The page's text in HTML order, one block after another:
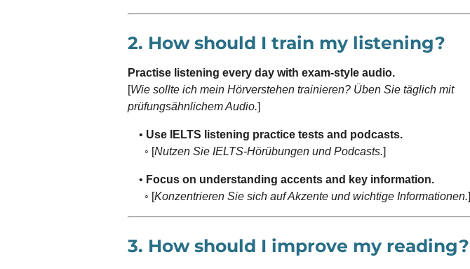
2. How should I train my listening?
Practise listening every day with exam-style audio.
[Wie sollte ich mein Hörverstehen trainieren? Üben Sie täglich mit
prüfungsähnlichem Audio.]
• Use IELTS listening practice tests and podcasts.
◦ [Nutzen Sie IELTS-Hörübungen und Podcasts.]
• Focus on understanding accents and key information.
◦ [Konzentrieren Sie sich auf Akzente und wichtige Informationen.]
3. How should I improve my reading?